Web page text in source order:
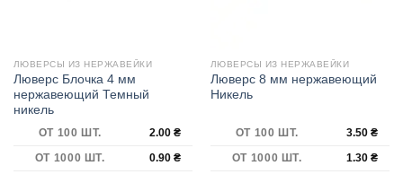
ЛЮВЕРСЫ ИЗ НЕРЖАВЕЙКИ
Люверс Блочка 4 мм
нержавеющий Темный
никель
ОТ 100 ШТ. 2.00 ₴
ОТ 1000 ШТ.
0.90 ₴
ЛЮВЕРСЫ ИЗ НЕРЖАВЕЙКИ
Люверс 8 мм нержавеющий
Никель
ОТ 100 ШТ. 3.50 ₴
ОТ 1000 ШТ.
1.30 ₴